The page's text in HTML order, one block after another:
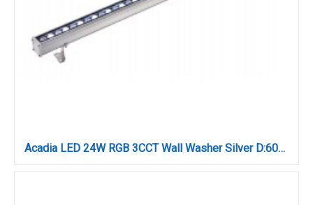
Acadia LED 24W RGB 3CCT Wall Washer Silver D:60cm (80700215)